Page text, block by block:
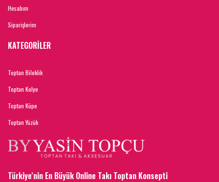
Hesabım
Siparişlerim
KATEGORİLER
Toptan Bileklik
Toptan Kolye
Toptan Küpe
Toptan Yüzük
Türkiye'nin En Büyük Online Takı Toptan Konsepti